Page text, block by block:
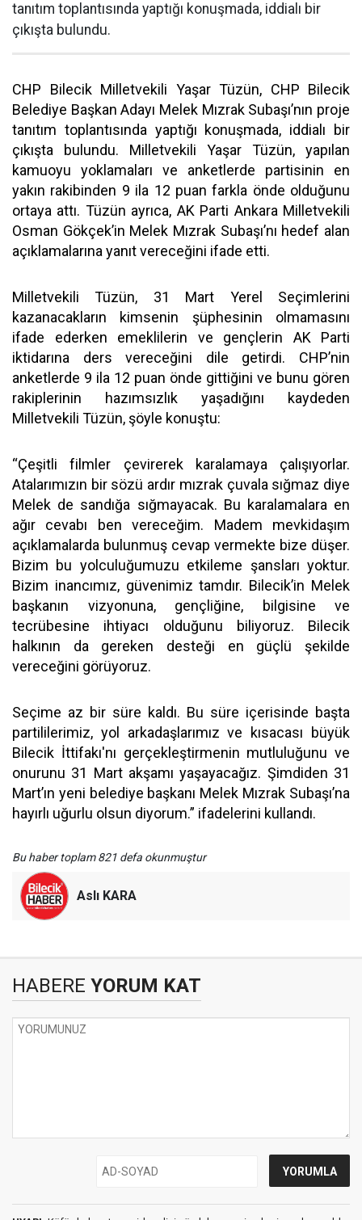
tanıtım toplantısında yaptığı konuşmada, iddialı bir
çıkışta bulundu.
CHP Bilecik Milletvekili Yaşar Tüzün, CHP Bilecik
Belediye Başkan Adayı Melek Mızrak Subaşı’nın proje
tanıtım toplantısında yaptığı konuşmada, iddialı bir
çıkışta bulundu. Milletvekili Yaşar Tüzün, yapılan
kamuoyu yoklamaları ve anketlerde partisinin en
yakın rakibinden 9 ila 12 puan farkla önde olduğunu
ortaya attı. Tüzün ayrıca, AK Parti Ankara Milletvekili
Osman Gökçek’in Melek Mızrak Subaşı’nı hedef alan
açıklamalarına yanıt vereceğini ifade etti.
Milletvekili Tüzün, 31 Mart Yerel Seçimlerini
kazanacakların kimsenin şüphesinin olmamasını
ifade ederken emeklilerin ve gençlerin AK Parti
iktidarına ders vereceğini dile getirdi. CHP’nin
anketlerde 9 ila 12 puan önde gittiğini ve bunu gören
rakiplerinin hazımsızlık yaşadığını kaydeden
Milletvekili Tüzün, şöyle konuştu:
“Çeşitli filmler çevirerek karalamaya çalışıyorlar.
Atalarımızın bir sözü ardır mızrak çuvala sığmaz diye
Melek de sandığa sığmayacak. Bu karalamalara en
ağır cevabı ben vereceğim. Madem mevkidaşım
açıklamalarda bulunmuş cevap vermekte bize düşer.
Bizim bu yolculuğumuzu etkileme şansları yoktur.
Bizim inancımız, güvenimiz tamdır. Bilecik’in Melek
başkanın vizyonuna, gençliğine, bilgisine ve
tecrübesine ihtiyacı olduğunu biliyoruz. Bilecik
halkının da gereken desteği en güçlü şekilde
vereceğini görüyoruz.
Seçime az bir süre kaldı. Bu süre içerisinde başta
partililerimiz, yol arkadaşlarımız ve kısacası büyük
Bilecik İttifakı'nı gerçekleştirmenin mutluluğunu ve
onurunu 31 Mart akşamı yaşayacağız. Şimdiden 31
Mart’ın yeni belediye başkanı Melek Mızrak Subaşı’na
hayırlı uğurlu olsun diyorum.” ifadelerini kullandı.
Bu haber toplam 821 defa okunmuştur
Aslı KARA
HABERE YORUM KAT